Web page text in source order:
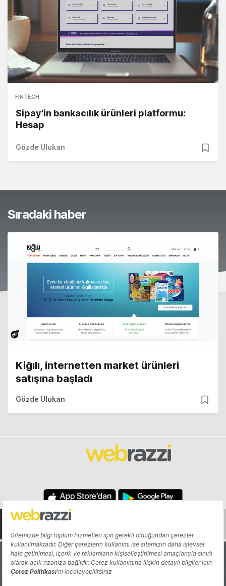
FINTECH
Sipay'in bankacılık ürünleri platformu:
Hesap
Gözde Ulukan
Sıradaki haber
Kiğılı, internetten market ürünleri
satışına başladı
Gözde Ulukan
Hakkında Yazarlar